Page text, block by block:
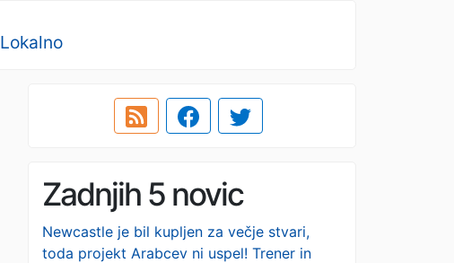
Lokalno
Zadnjih 5 novic
Newcastle je bil kupljen za večje stvari,
toda projekt Arabcev ni uspel! Trener in